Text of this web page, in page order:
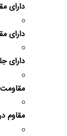
دارای
دارای
دارای
مقاومت
مقاوم